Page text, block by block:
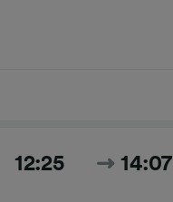
12:25 14:07